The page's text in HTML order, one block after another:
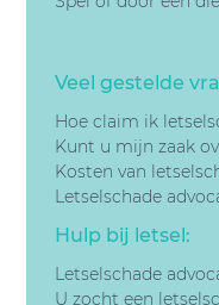
Veel gestelde
Hoe claim ik
Kunt u mijn zaak
Kosten van
Letselschade
Hulp bij letsel:
Letselschade
U zocht een